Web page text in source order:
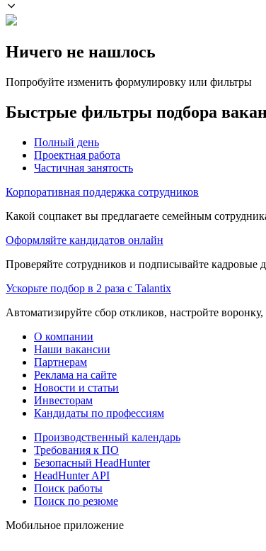
Ничего не нашлось
Попробуйте изменить формулировку или фильтры
Быстрые фильтры подбора
Полный день
Проектная работа
Частичная занятость
Корпоративная поддержка сотрудников
Какой соцпакет вы предлагаете семейным
Оформляйте кандидатов онлайн
Проверяйте сотрудников и подписывайте кадровые
Ускорьте подбор в 2 раза с Talantix
Автоматизируйте сбор откликов, настройте
О компании
Наши вакансии
Партнерам
Реклама на сайте
Новости и статьи
Инвесторам
Кандидаты по профессиям
Производственный календарь
Требования к ПО
Безопасный HeadHunter
HeadHunter API
Поиск работы
Поиск по резюме
Мобильное приложение